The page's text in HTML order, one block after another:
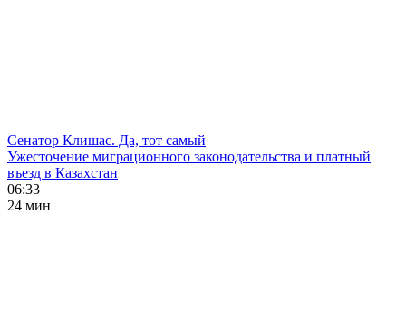
Сенатор Клишас. Да, тот самый
Ужесточение миграционного законодательства и платный
въезд в Казахстан
06:33
24 мин